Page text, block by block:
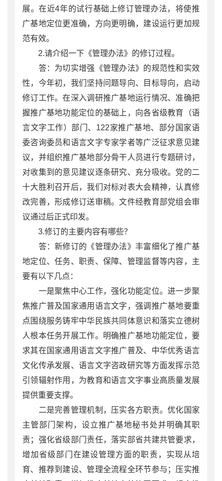
展。在近4年的试行基础上修订管理办法，将使推
广基地定位更准确，方向更明确，建设运行更加规
范有效。
2.请介绍一下《管理办法》的修订过程。
答：为切实增强《管理办法》的规范性和实效
性，今年初，我们坚持问题导向、目标导向，启动
修订工作。在深入调研推广基地运行情况、准确把
握推广基地功能定位的基础上，向各省级教育（语
言文字工作）部门、122家推广基地、部分国家语
委咨询委员和语言文字专家学者等广泛征求意见建
议，并组织推广基地部分骨干人员进行专题研讨，
对收集到的意见建议逐条研究、充分吸收。党的二
十大胜利召开后，我们对标对表大会精神，认真修
改完善，形成修订送审稿。文件经教育部党组会审
议通过后正式印发。
3.修订的主要内容有哪些？
答：新修订的《管理办法》丰富细化了推广基
地定位、任务、职责、保障、管理监督等内容，主
要有以下几点：
一是聚焦中心工作，强化功能定位。进一步聚
焦推广普及国家通用语言文字，强调推广基地要重
点围绕服务铸牢中华民族共同体意识和落实立德树
人根本任务开展工作。明确推广基地功能定位，要
求其在国家通用语言文字推广普及、中华优秀语言
文化传承发展、语言文字咨政研究等方面发挥示范
引领辐射作用，为教育和语言文字事业高质量发展
提供重要支撑。
二是完善管理机制，压实各方职责。优化国家
主管部门架构，设立推广基地秘书处并明确其职
责；强化省级部门责任，落实部省共建共管要求，
增加省级部门在建设管理方面的职责，实现从培
育、推荐到建设、管理全流程全环节参与；压实推